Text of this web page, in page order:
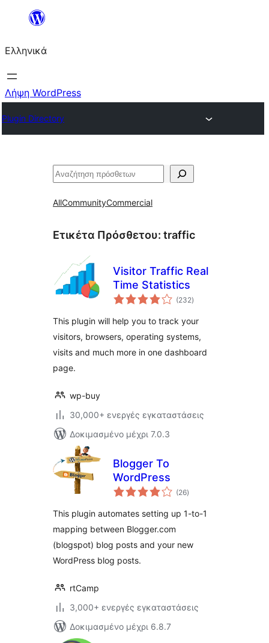
Μετάβαση
περιεχόμενο
Ελληνικά
Λήψη WordPress
Plugin Directory
Αναζήτηση
AllCommunityCommercial
Ετικέτα Πρόσθετου: traffic
Visitor Traffic Real
Time Statistics
(232αξιολογήσεις
σύνολο
)
This plugin will help you to track your
visitors, browsers, operating systems,
visits and much more in one dashboard
page.
wp-buy
30,000+ ενεργές εγκαταστάσεις
Δοκιμασμένο μέχρι 7.0.3
Blogger To
WordPress
(26αξιολογήσεις
σύνολο
)
This plugin automates setting up 1-to-1
mapping between Blogger.com
(blogspot) blog posts and your new
WordPress blog posts.
rtCamp
3,000+ ενεργές εγκαταστάσεις
Δοκιμασμένο μέχρι 6.8.7